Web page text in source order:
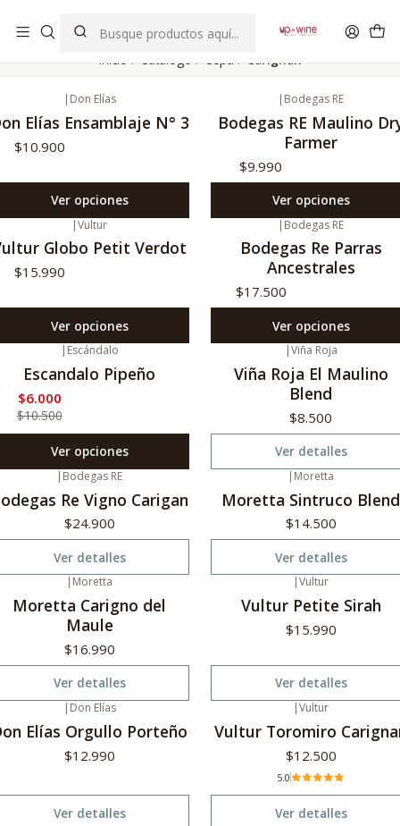
Inicio Catálogo Cepa Carignan
| Don Elías
Elías Ensamblaje N° 3
$10.900
Ver opciones
| Bodegas RE
Bodegas RE Maulino
Farmer
$9.990
Ver opciones
|Vultur
Globo Petit Verdot
$15.990
Ver opciones
| Bodegas RE
Bodegas Re Parras
Ancestrales
$17.500
Ver opciones
| Escándalo
Escandalo Pipeño
$6.000
$10.500
Ver opciones
|Viña Roja
Viña Roja El Maulino
Blend
$8.500
Ver detalles
disponible
| Bodegas RE
Re Vigno Carigan
$24.900
Ver detalles
| Moretta
Moretta Sintruco Blend
$14.500
Ver detalles
| Moretta
Moretta Carigno del
Maule
$16.990
Ver detalles
|Vultur
Vultur Petite Sirah
$15.990
Ver detalles
| Don Elías
Elías Orgullo Porteño
$12.990
Ver detalles
|Vultur
Vultur Toromiro
$12.500
5.0
Ver detalles